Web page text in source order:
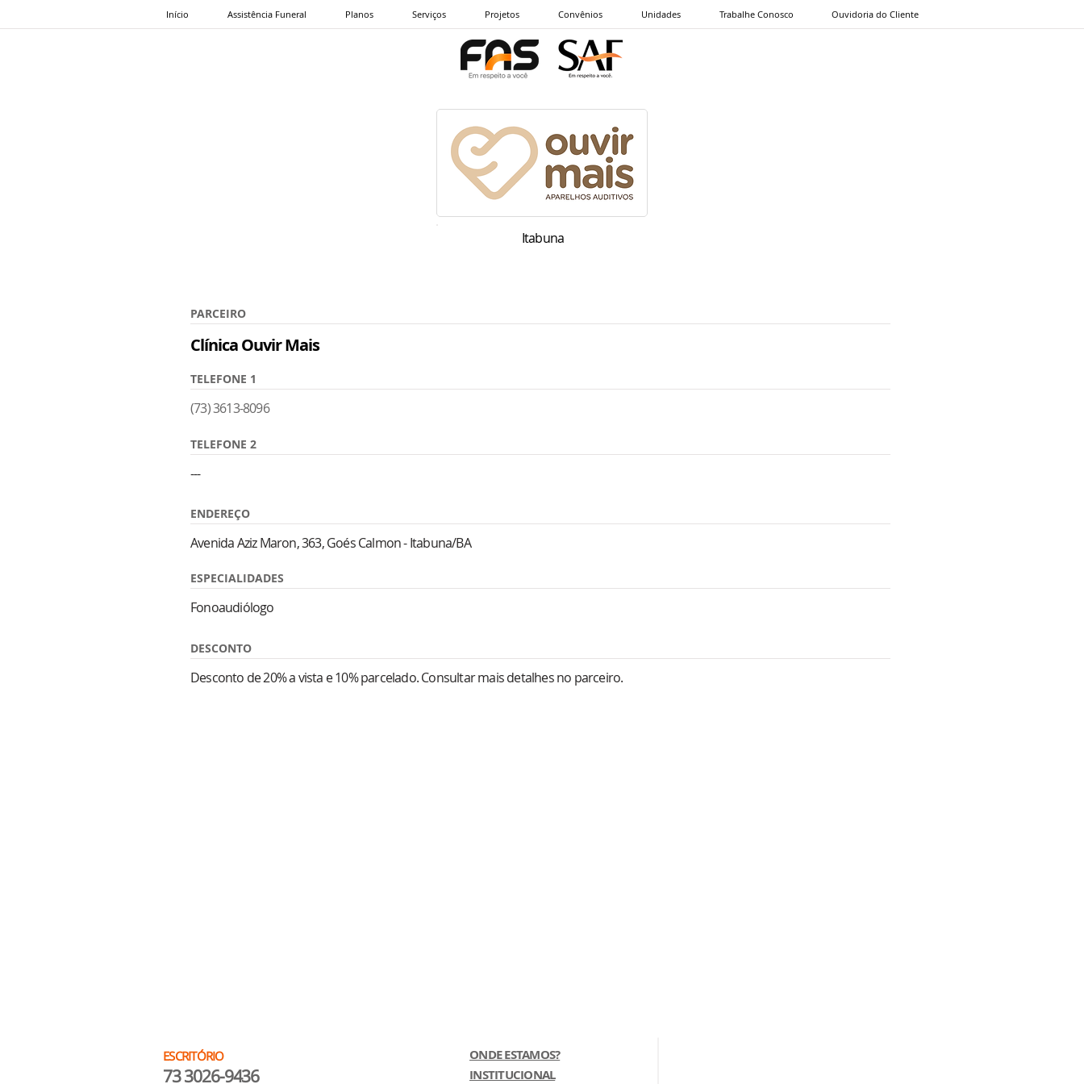
Início Assistência Funeral Planos Serviços Projetos Convênios Unidades Trabalhe Conosco Ouvidoria do Cliente
Itabuna
PARCEIRO
Clínica Ouvir Mais
TELEFONE 1
(73) 3613-8096
TELEFONE 2
---
ENDEREÇO
Avenida Aziz Maron, 363, Goés Calmon - Itabuna/BA
ESPECIALIDADES
Fonoaudiólogo
DESCONTO
Desconto de 20% a vista e 10% parcelado. Consultar mais detalhes no parceiro.
ESCRITÓRIO
73 3026-9436
ONDE ESTAMOS?
INSTITUCIONAL